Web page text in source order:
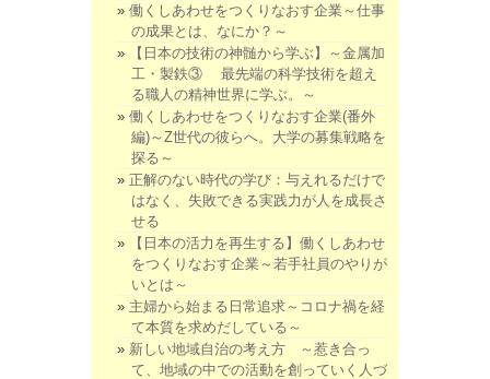
働くしあわせをつくりなおす企業～仕事
の成果とは、なにか？～
【日本の技術の神髄から学ぶ】～金属加
工・製鉄③ 最先端の科学技術を超え
る職人の精神世界に学ぶ。～
働くしあわせをつくりなおす企業(番外
編)～Z世代の彼らへ。大学の募集戦略を
探る～
正解のない時代の学び：与えれるだけで
はなく、失敗できる実践力が人を成長さ
せる
【日本の活力を再生する】働くしあわせ
をつくりなおす企業～若手社員のやりが
いとは～
主婦から始まる日常追求～コロナ禍を経
て本質を求めだしている～
新しい地域自治の考え方 ～惹き合っ
て、地域の中での活動を創っていく人づ